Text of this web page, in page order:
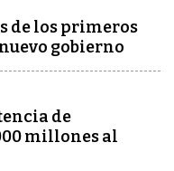
de los primeros
gobierno
de
millones al